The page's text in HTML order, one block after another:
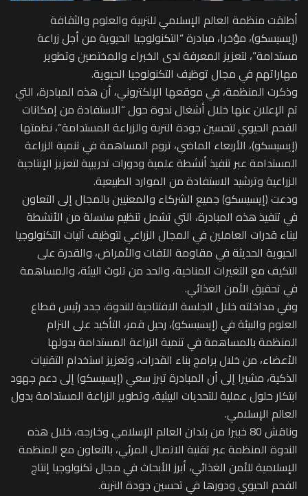
أطلقت منظمة العالم الإسلامي للتربية والعلوم والثقافة
(إيسيسكو)، مؤخرا، مبادرة “التكنولوجيا الحيوية من أجل زراعة
مستدامة”، لتعزيز المعرفة لدى الخبراء والمختصين وتطوير
مهاراتهم في مجال توظيف التكنولوجيا الحيوية.
وذكرت المنظمة، في موقعها الإلكتروني، أن هذه المبادرة، التي
تم الإعلان عنها خلال أشغال ندوة حول “الاستفادة من إمكانات
الفحم الحيوي لتحسين جودة التربة والزراعة المستدامة”، نظمتها
(إيسيسكو)، الأربعاء الماضي، تروم المساهمة في تنمية الزراعة
المستدامة عبر تنفيذ أنشطة علمية ودورات تدريبية لتعزيز الإنتاجية
الزراعية وترشيد الاستفادة من الموارد الطبيعية.
ودعت (إيسيسكو) جميع الشركاء والمعنيين بالمجال إلى التعاون
في تنفيذ هذه المبادرة، التي تشمل تنظيم سلسلة من الأنشطة
لبناء قدرات العاملين في المجال الزراعي لتوظيف آليات التكنولوجيا
الحيوية الحديثة في مقاومة الآفات والأمراض، والقدرة على
التكيف مع التغيرات المناخية، والحد من تلوث البيئة، والمساهمة
في تحقيق الأمن الغذائي.
وفي مداخلته خلال الجلسة الافتتاحية للندوة، جدد رئيس قطاع
العلوم والبيئة في (إيسيسكو)، رحيل قمر، التأكيد على التزام
المنظمة بالمساهمة في تنمية الزراعة المستدامة بدولها
الأعضاء، من خلال برامج بناء القدرات، وتعزيز استخدام التقنيات
الذكية، مشيرا إلى أن المبادرة تبرز سعي (إيسيسكو) إلى دعم جهود
ابتكار حلول عملية للتحديات البيئية، وتطوير الزراعة المستدامة بدول
العالم الإسلامي.
وناقش 80 خبيرا من بلدان العالم الإسلامي وخارجه، خلال هذه
الندوة المنظمة عبر تقنية الاتصال المرئي، بالتعاون مع المنظمة
الإسلامية للأمن الغذائي، أبرز الأبحاث في مجال تكنولوجيا إنتاج
الفحم الحيوي ودورها في تحسين جودة التربة.